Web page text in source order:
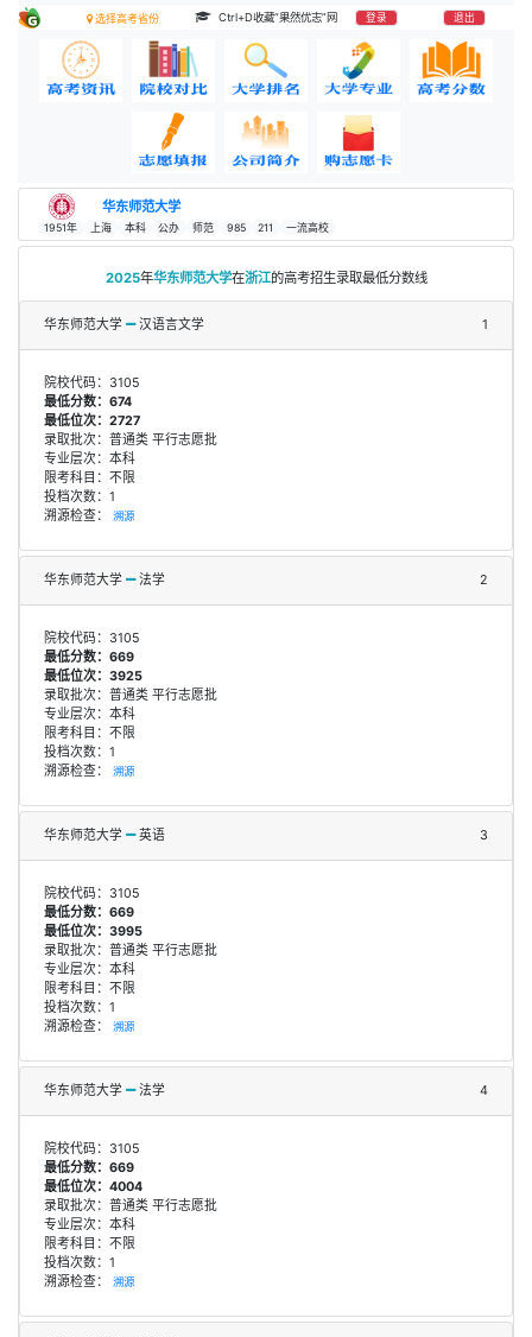
选择高考省份 Ctrl+D收藏“果然优志”网 登录 退出
华东师范大学
1951年 上海 本科 公办 师范 985 211 一流高校
2025年华东师范大学在浙江的高考招生录取最低分数线
华东师范大学 汉语言文学 1
院校代码：3105
最低分数：674
最低位次：2727
录取批次：普通类 平行志愿批
专业层次：本科
限考科目：不限
投档次数：1
溯源检查： 溯源
华东师范大学 法学 2
院校代码：3105
最低分数：669
最低位次：3925
录取批次：普通类 平行志愿批
专业层次：本科
限考科目：不限
投档次数：1
溯源检查： 溯源
华东师范大学 英语 3
院校代码：3105
最低分数：669
最低位次：3995
录取批次：普通类 平行志愿批
专业层次：本科
限考科目：不限
投档次数：1
溯源检查： 溯源
华东师范大学 法学 4
院校代码：3105
最低分数：669
最低位次：4004
录取批次：普通类 平行志愿批
专业层次：本科
限考科目：不限
投档次数：1
溯源检查： 溯源